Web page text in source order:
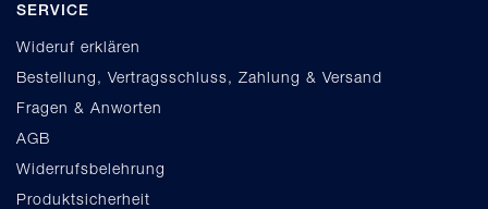
SERVICE
Wideruf erklären
Bestellung, Vertragsschluss, Zahlung & Versand
Fragen & Anworten
AGB
Widerrufsbelehrung
Produktsicherheit